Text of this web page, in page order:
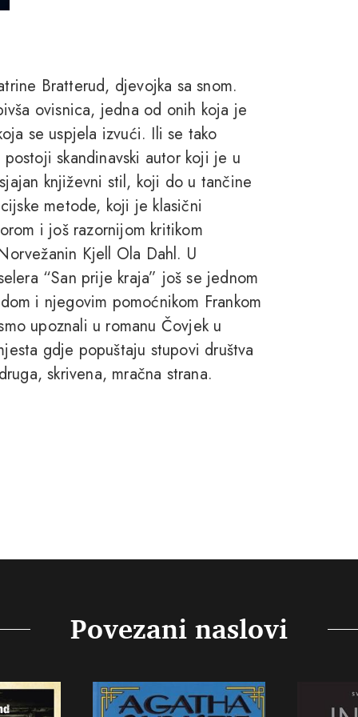
Bratterud, djevojka sa snom.
ovisnica, jedna od onih koja je
se uspjela izvući. Ili se tako
skandinavski autor koji je u
književni stil, koji do u tančine
metode, koji je klasični
i još razornijom kritikom
Kjell Ola Dahl. U
“San prije kraja” još se jednom
i njegovim pomoćnikom Frankom
upoznali u romanu Čovjek u
gdje popuštaju stupovi društva
skrivena, mračna strana.
Povezani naslovi